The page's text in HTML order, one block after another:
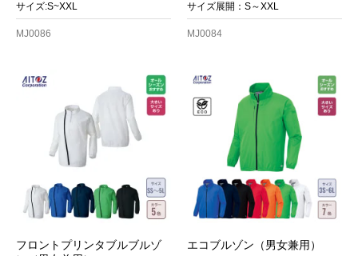
サイズ:S~XXL
MJ0086
サイズ展開：S～XXL
MJ0084
フロントプリンタブルブルゾ
エコブルゾン（男女兼用）